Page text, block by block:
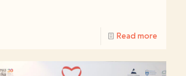
Read more